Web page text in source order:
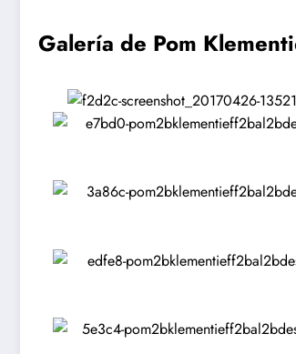
Galería de Pom